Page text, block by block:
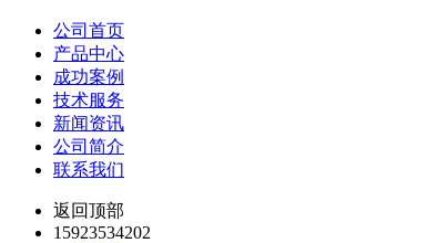
公司首页
产品中心
成功案例
技术服务
新闻资讯
公司简介
联系我们
返回顶部
15923534202